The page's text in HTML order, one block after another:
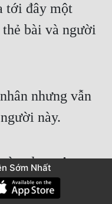
tới đây một
bài và người
nhưng vẫn
này.
tìm được An
Huyền
Sớm Nhất